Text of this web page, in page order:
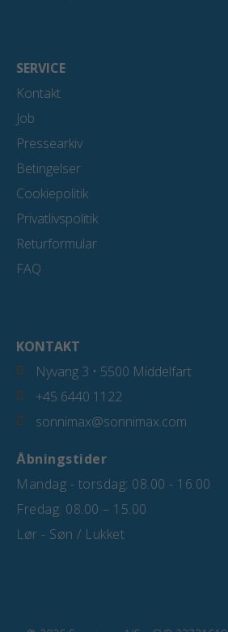
SERVICE
Kontakt
Job
Pressearkiv
Betingelser
Cookiepolitik
Privatlivspolitik
Returformular
FAQ
KONTAKT
Nyvang 3 • 5500 Middelfart
+45 6440 1122
sonnimax@sonnimax.com
Åbningstider
Mandag - torsdag: 08.00 - 16.00
Fredag: 08.00 – 15.00
Lør - Søn / Lukket